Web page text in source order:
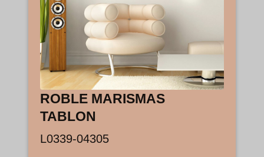
ROBLE MARISMAS
TABLON
L0339-04305